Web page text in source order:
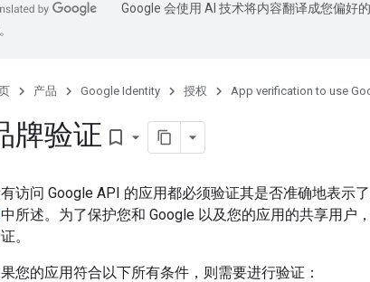
Google 会使用 AI 技术将内容翻译成您偏好
产品 Google Identity 授权 App verification to use
牌验证 bookmark_border
访问 Google API 的应用都必须验证其是否准确地表示
中所述。为了保护您和 Google 以及您的应用的共享用户
。
您的应用符合以下所有条件，则需要进行验证：